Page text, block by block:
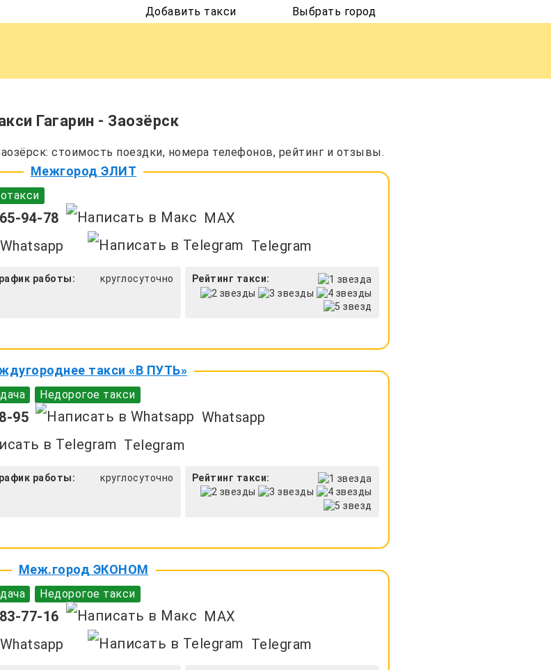
Добавить такси Выбрать город
Гагарин - Заозёрск
стоимость поездки, номера телефонов, рейтинг и отзывы.
Межгород ЭЛИТ
94-78
MAX
Whatsapp
Telegram
работы: круглосуточно Рейтинг такси:
такси «В ПУТЬ»
Недорогое такси
95
Whatsapp
Telegram
работы: круглосуточно Рейтинг такси:
Меж.город ЭКОНОМ
Недорогое такси
77-16
MAX
Whatsapp
Telegram